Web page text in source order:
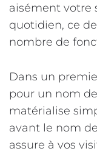
aisément votre
quotidien, ce
nombre de
Dans un
pour un nom
matérialise
avant le nom
assure à vos